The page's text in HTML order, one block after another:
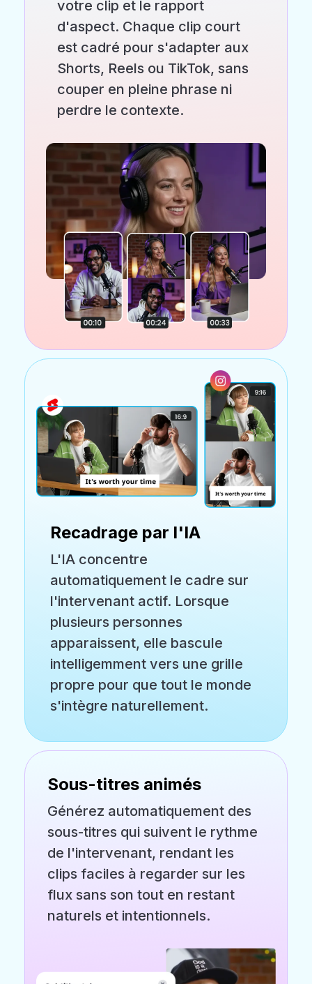
votre clip et le rapport
d'aspect. Chaque clip court
est cadré pour s'adapter aux
Shorts, Reels ou TikTok, sans
couper en pleine phrase ni
perdre le contexte.
Recadrage par l'IA
L'IA concentre
automatiquement le cadre sur
l'intervenant actif. Lorsque
plusieurs personnes
apparaissent, elle bascule
intelligemment vers une grille
propre pour que tout le monde
s'intègre naturellement.
Sous-titres animés
Générez automatiquement des
sous-titres qui suivent le rythme
de l'intervenant, rendant les
clips faciles à regarder sur les
flux sans son tout en restant
naturels et intentionnels.